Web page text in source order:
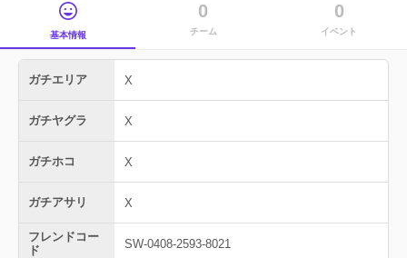
基本情報
0
チーム
0
イベント
ガチエリア X
ガチヤグラ X
ガチホコ X
ガチアサリ X
フレンドコー
ド
SW-0408-2593-8021